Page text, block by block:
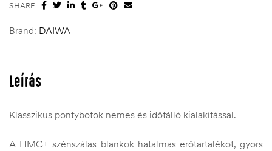
SHARE:
Brand: DAIWA
Leírás
Klasszikus pontybotok nemes és időtálló kialakítással.
A HMC+ szénszálas blankok hatalmas erőtartalékot, gyors